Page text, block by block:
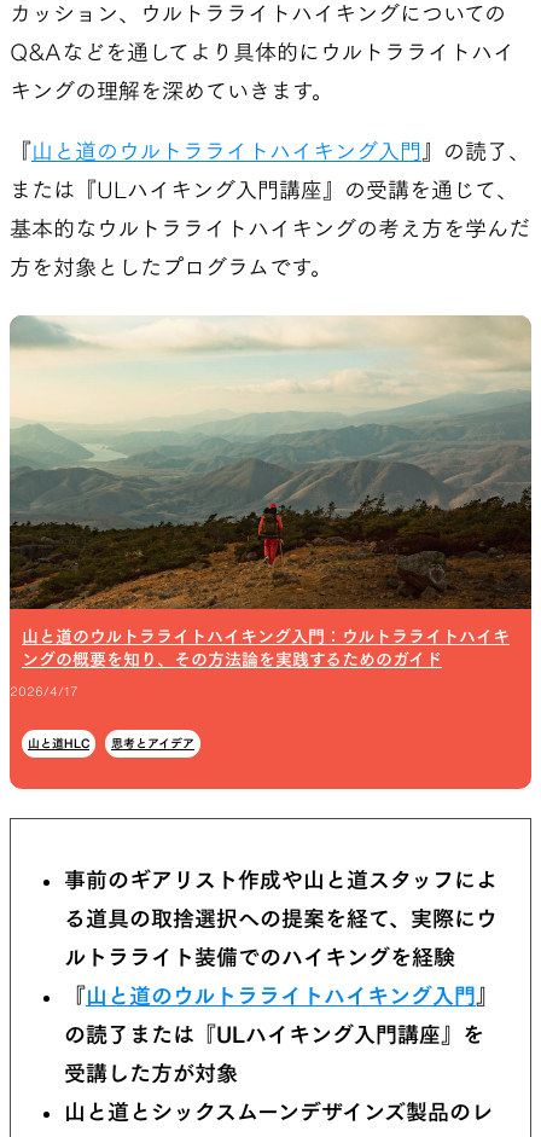
カッション、ウルトラライトハイキングについての
Q&Aなどを通してより具体的にウルトラライトハイ
キングの理解を深めていきます。
『山と道のウルトラライトハイキング入門 』の読了、
または『ULハイキング入門講座』の受講を通じて、
基本的なウルトラライトハイキングの考え方を学んだ
方を対象としたプログラムです。
山と道のウルトラライトハイキング入門：ウルトラライトハイキ
ングの概要を知り、その方法論を実践するためのガイド
2026/4/17
山と道HLC 思考とアイデア
事前のギアリスト作成や山と道スタッフによ
る道具の取捨選択への提案を経て、実際にウ
ルトラライト装備でのハイキングを経験
『山と道のウルトラライトハイキング入門 』
の読了または『ULハイキング入門講座』を
受講した方が対象
山と道とシックスムーンデザインズ製品のレ